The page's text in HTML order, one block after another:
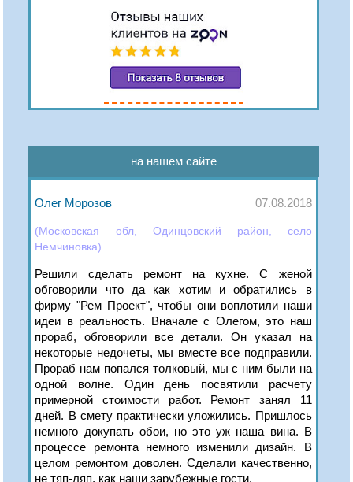
на нашем сайте
Олег Морозов 07.08.2018
(Московская обл, Одинцовский район, село
Немчиновка)
Решили сделать ремонт на кухне. С женой
обговорили что да как хотим и обратились в
фирму "Рем Проект", чтобы они воплотили наши
идеи в реальность. Вначале с Олегом, это наш
прораб, обговорили все детали. Он указал на
некоторые недочеты, мы вместе все подправили.
Прораб нам попался толковый, мы с ним были на
одной волне. Один день посвятили расчету
примерной стоимости работ. Ремонт занял 11
дней. В смету практически уложились. Пришлось
немного докупать обои, но это уж наша вина. В
процессе ремонта немного изменили дизайн. В
целом ремонтом доволен. Сделали качественно,
не тяп-ляп, как наши зарубежные гости.